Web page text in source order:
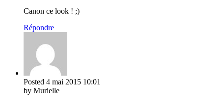
Canon ce look ! ;)
Répondre
Posted 4 mai 2015 10:01
by Murielle